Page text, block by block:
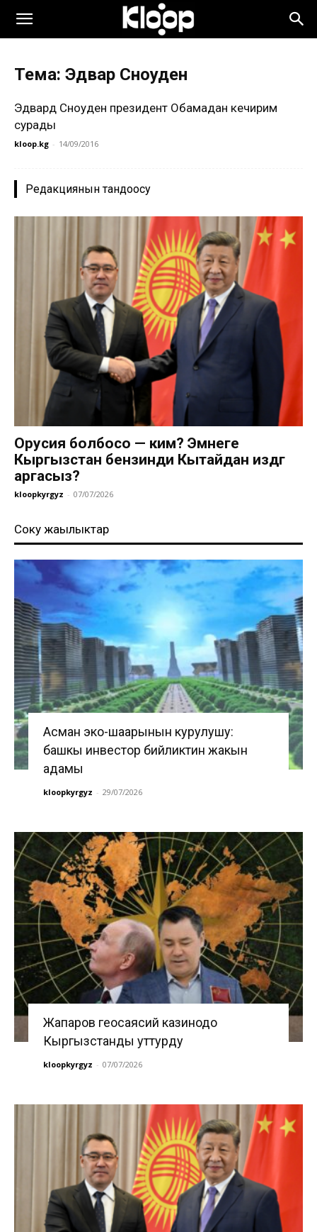
Тема: Эдвар Сноуден
Эдвард Сноуден президент Обамадан кечирим
сурады
kloop.kg - 14/09/2016
Редакциянын тандоосу
Орусия болбосо — ким? Эмнеге
Кыргызстан бензинди Кытайдан издөөгө
аргасыз?
kloopkyrgyz - 07/07/2026
Соңку жаңылыктар
Асман эко-шаарынын курулушу:
башкы инвестор бийликтин жакын
адамы
kloopkyrgyz - 29/07/2026
Жапаров геосаясий казинодо
Кыргызстанды уттурду
kloopkyrgyz - 07/07/2026